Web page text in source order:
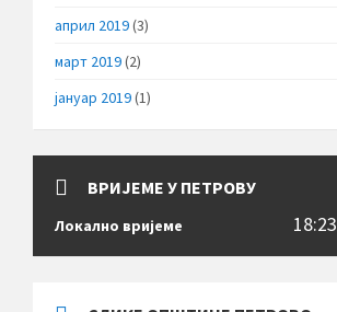
април 2019(3)
март 2019(2)
јануар 2019(1)
ВРИЈЕМЕ У ПЕТРОВУ
Локално вријеме 18:23